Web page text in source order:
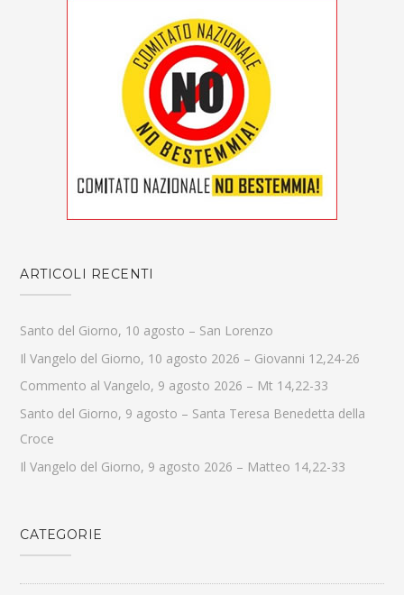
ARTICOLI RECENTI
Santo del Giorno, 10 agosto – San Lorenzo
Il Vangelo del Giorno, 10 agosto 2026 – Giovanni 12,24-26
Commento al Vangelo, 9 agosto 2026 – Mt 14,22-33
Santo del Giorno, 9 agosto – Santa Teresa Benedetta della
Croce
Il Vangelo del Giorno, 9 agosto 2026 – Matteo 14,22-33
CATEGORIE